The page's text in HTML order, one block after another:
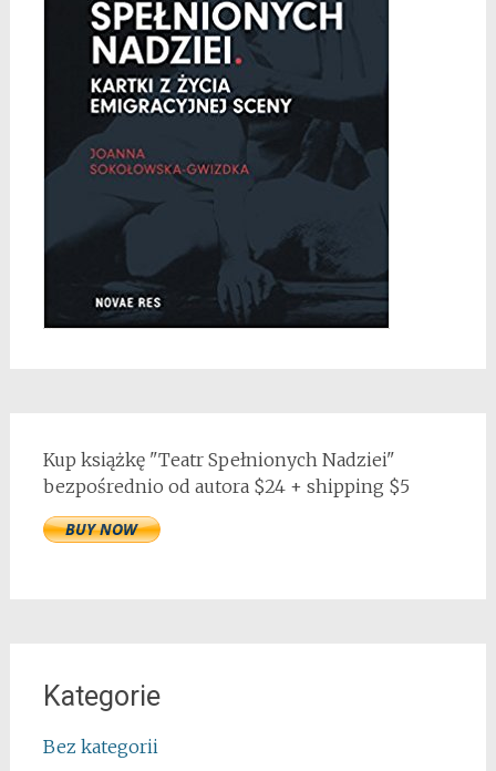
Kup książkę "Teatr Spełnionych Nadziei"
bezpośrednio od autora $24 + shipping $5
Kategorie
Bez kategorii